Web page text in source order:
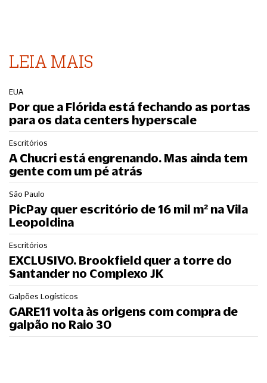
LEIA MAIS
EUA
Por que a Flórida está fechando as portas
para os data centers hyperscale
Escritórios
A Chucri está engrenando. Mas ainda tem
gente com um pé atrás
São Paulo
PicPay quer escritório de 16 mil m² na Vila
Leopoldina
Escritórios
EXCLUSIVO. Brookfield quer a torre do
Santander no Complexo JK
Galpões Logísticos
GARE11 volta às origens com compra de
galpão no Raio 30